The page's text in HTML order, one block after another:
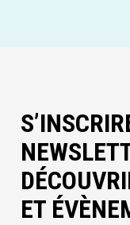
ET